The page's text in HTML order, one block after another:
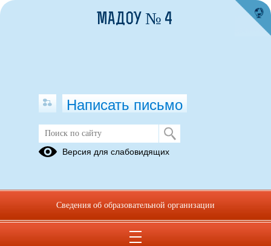
Публикации за 21.04.2026
ОБРАЩЕНИЯ ГРАЖДАН
МАДОУ № 4
Написать письмо
Версия для слабовидящих
Сведения об образовательной организации